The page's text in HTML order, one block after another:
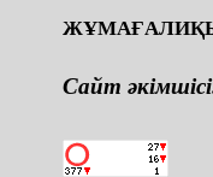
Сайт